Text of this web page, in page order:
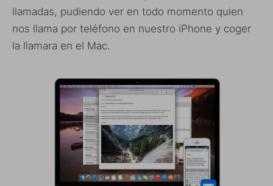
llamadas, pudiendo ver en todo momento quien
nos llama por teléfono en nuestro iPhone y coger
la llamara en el Mac.